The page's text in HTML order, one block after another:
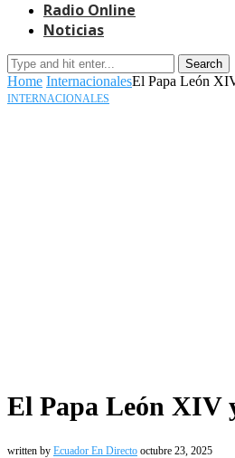
Radio Online
Noticias
Search
Home InternacionalesEl Papa León
INTERNACIONALES
El Papa León XIV
written by Ecuador En Directo octubre 23, 2025